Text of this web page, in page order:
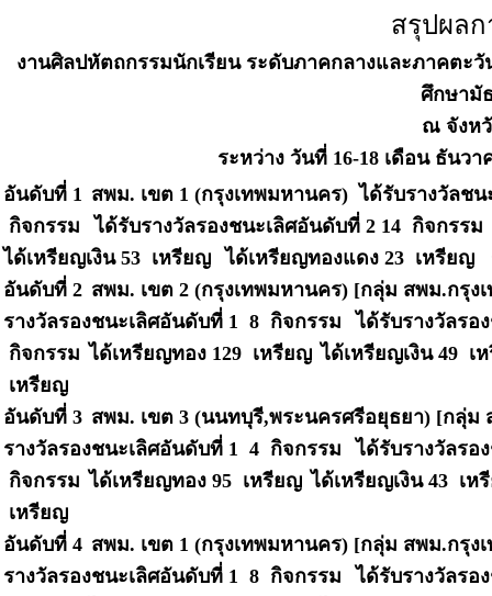
สรุปผล
งานศิลปหัตถกรรมนักเรียน ระดับภาคกลางและภาคตะ
ศึกษามั
ณ จังห
ระหว่าง วันที่ 16-18 เดือน ธันว
อันดับที่ 1 สพม. เขต 1 (กรุงเทพมหานคร) ได้รับรางวัลช
กิจกรรม
ได้รับรางวัลรองชนะเลิศอันดับที่ 2 14 กิจกรรม
ได้เหรียญเงิน 53 เหรียญ
ได้เหรียญทองแดง 23 เหรียญ
อันดับที่ 2 สพม. เขต 2 (กรุงเทพมหานคร) [กลุ่ม สพม.กรุง
รางวัลรองชนะเลิศอันดับที่ 1 8 กิจกรรม
ได้รับรางวัลรอ
กิจกรรม ได้เหรียญทอง 129 เหรียญ ได้เหรียญเงิน 49
เหรียญ
อันดับที่ 3 สพม. เขต 3 (นนทบุรี,พระนครศรีอยุธยา) [กลุ่
รางวัลรองชนะเลิศอันดับที่ 1 4 กิจกรรม
ได้รับรางวัลรอ
กิจกรรม ได้เหรียญทอง 95 เหรียญ ได้เหรียญเงิน 43 เ
เหรียญ
อันดับที่ 4 สพม. เขต 1 (กรุงเทพมหานคร) [กลุ่ม สพม.กรุง
รางวัลรองชนะเลิศอันดับที่ 1 8 กิจกรรม
ได้รับรางวัลร